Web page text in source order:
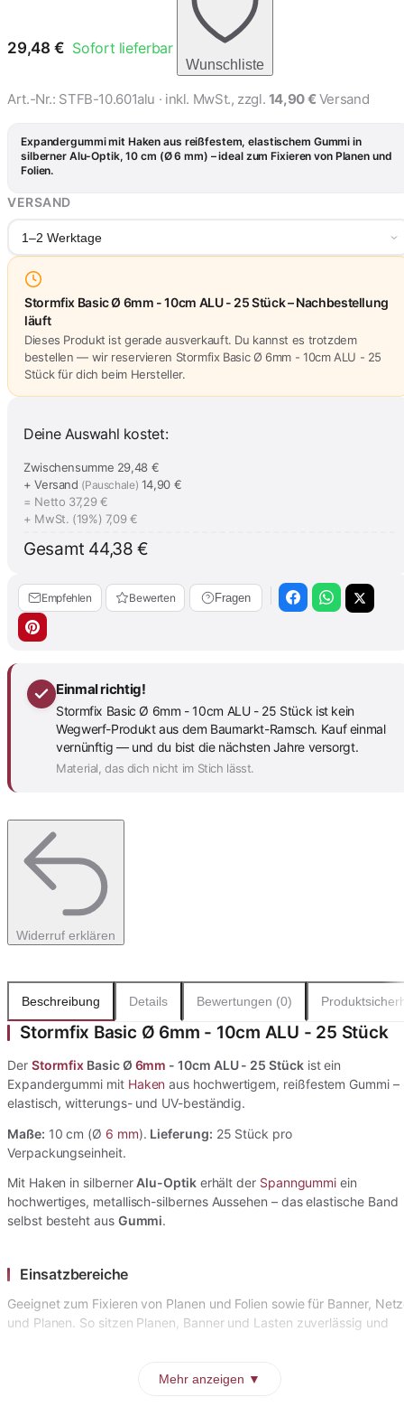
Stormfix Basic Ø 6mm -
12cm Schwarz - 25 Stück
30,44 €
Stormfix Basic Ø 6mm -
14cm ALU - 25 Stück
29,48 € Sofort lieferbar
Wunschliste
Art.-Nr.: STFB-10.601alu · inkl. MwSt., zzgl. 14,90 € Versand
Expandergummi mit Haken aus reißfestem, elastischem Gummi in
silberner Alu-Optik, 10 cm (Ø 6 mm) – ideal zum Fixieren von Planen und
Folien.
VERSAND
1–2 Werktage
Stormfix Basic Ø 6mm - 10cm ALU - 25 Stück – Nachbestellung
läuft
Dieses Produkt ist gerade ausverkauft. Du kannst es trotzdem
bestellen — wir reservieren Stormfix Basic Ø 6mm - 10cm ALU - 25
Stück für dich beim Hersteller.
Deine Auswahl kostet:
Zwischensumme 29,48 €
+ Versand (Pauschale) 14,90 €
= Netto 37,29 €
+ MwSt. (19%) 7,09 €
Gesamt 44,38 €
Empfehlen Bewerten Fragen
Einmal richtig!
Stormfix Basic Ø 6mm - 10cm ALU - 25 Stück ist kein
Wegwerf-Produkt aus dem Baumarkt-Ramsch. Kauf einmal
vernünftig — und du bist die nächsten Jahre versorgt.
Material, das dich nicht im Stich lässt.
Widerruf erklären
Beschreibung Details Bewertungen (0)
Stormfix Basic Ø 6mm - 10cm ALU - 25 Stück
Der Stormfix Basic Ø 6mm - 10cm ALU - 25 Stückist ein
Expandergummi mit Haken aus hochwertigem, reißfestem Gummi –
elastisch, witterungs- und UV-beständig.
Maße: 10 cm (Ø 6 mm). Lieferung: 25 Stück pro
Verpackungseinheit.
Mit Haken in silbernerAlu-Optikerhält der Spanngummi ein
hochwertiges, metallisch-silbernes Aussehen – das elastische Band
selbst besteht aus Gummi.
Einsatzbereiche
Geeignet zum Fixieren von Planen und Folien sowie für Banner,
und Planen. So sitzen Planen, Banner und Lasten zuverlässig und
Mehr anzeigen ▼